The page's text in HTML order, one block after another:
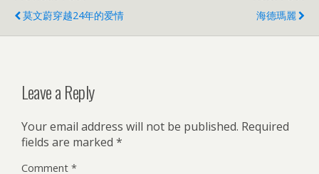
莫文蔚穿越24年的爱情
海德瑪麗
Leave a Reply
Your email address will not be published. Required
fields are marked *
Comment *